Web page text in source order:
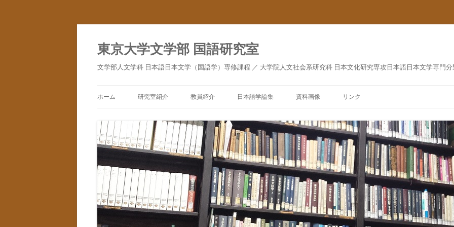
コ
テ
ン
ツ
へ
ス
東京大学文学部 国語研究室
文学部人文学科 日本語日本文学（国語学）専修課程 ／ 大学院人文社会系研究科 日本文化研究専攻日本語日本文学専門分
ホーム 研究室紹介 教員紹介 日本語学論集 資料画像 リンク